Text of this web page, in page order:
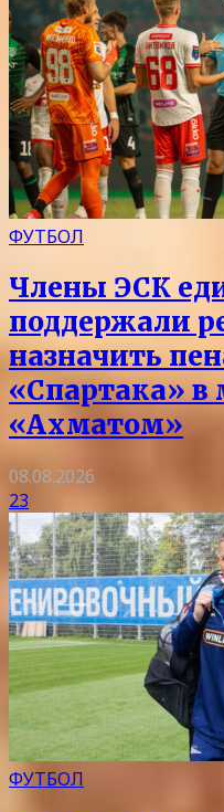
ФУТБОЛ
Члены ЭСК
поддержали
назначить
«Спартака» в
«Ахматом»
08.08.2026
23
ФУТБОЛ